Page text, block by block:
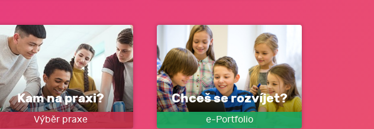
Kam na praxi?
Výběr praxe
Chceš se rozvíjet?
e-Portfolio